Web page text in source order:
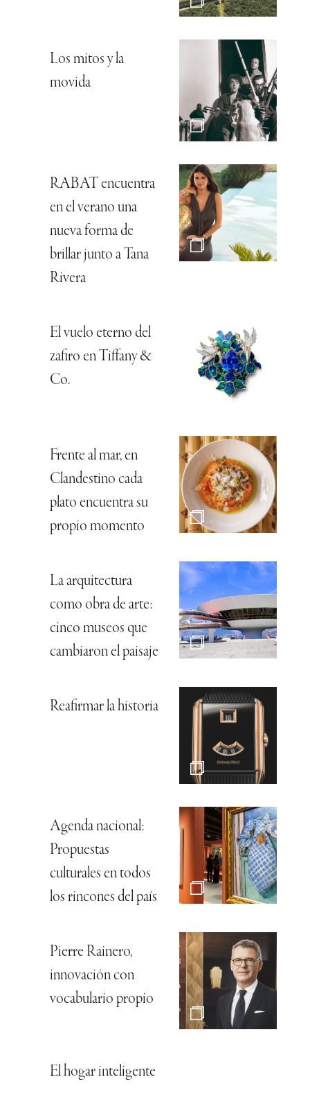
Los mitos y la
movida
RABAT encuentra
en el verano una
nueva forma de
brillar junto a Tana
Rivera
El vuelo eterno del
zafiro en Tiffany &
Co.
Frente al mar, en
Clandestino cada
plato encuentra su
propio momento
La arquitectura
como obra de arte:
cinco museos que
cambiaron el paisaje
Reafirmar la historia
Agenda nacional:
Propuestas
culturales en todos
los rincones del país
Pierre Rainero,
innovación con
vocabulario propio
El hogar inteligente